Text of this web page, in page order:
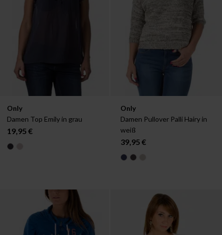
Verfügbar in:
38
Only
Damen Top Emily in grau
19,95 €
Verfügbar in:
Only
Damen Pullover Palli Hairy in
weiß
39,95 €